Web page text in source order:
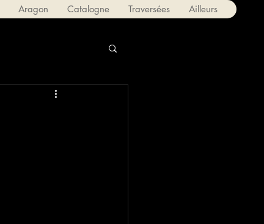
Aragon Catalogne Traversées Ailleurs